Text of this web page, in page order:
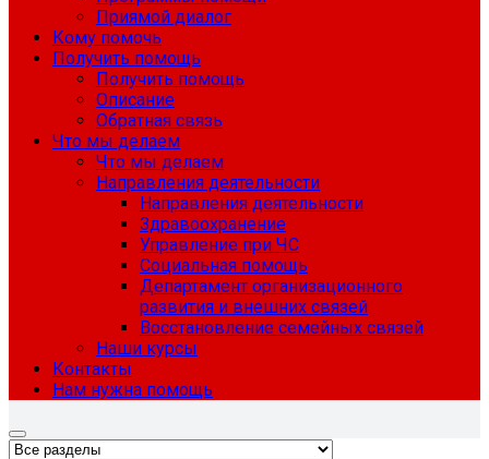
Приямой диалог
Кому помочь
Получить помощь
Получить помощь
Описание
Обратная связь
Что мы делаем
Что мы делаем
Направления деятельности
Направления деятельности
Здравоохранение
Управление при ЧС
Социальная помощь
Департамент организационного
развития и внешних связей
Восстановление семейных связей
Наши курсы
Контакты
Нам нужна помощь